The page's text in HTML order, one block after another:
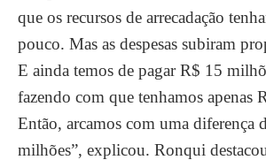
que os recursos de arrecadação
pouco. Mas as despesas subiram
E ainda temos de pagar R$ 15
fazendo com que tenhamos apenas
Então, arcamos com uma diferença
milhões”, explicou. Ronqui